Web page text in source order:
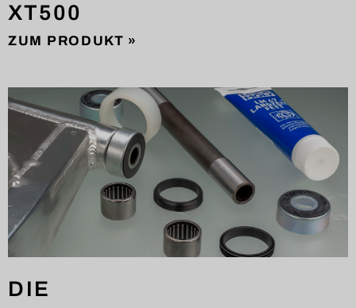
XT500
ZUM PRODUKT »
DIE